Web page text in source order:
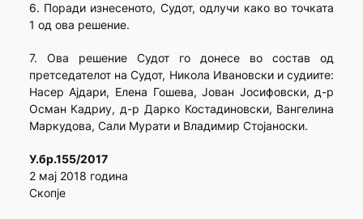
6. Поради изнесеното, Судот, одлучи како во точката
1 од ова решение.
7. Ова решение Судот го донесе во состав од
претседателот на Судот, Никола Ивановски и судиите:
Насер Ајдари, Елена Гошева, Јован Јосифовски, д-р
Осман Кадриу, д-р Дарко Костадиновски, Вангелина
Маркудова, Сали Мурати и Владимир Стојаноски.
У.бр.155/2017
2 мај 2018 година
Скопје